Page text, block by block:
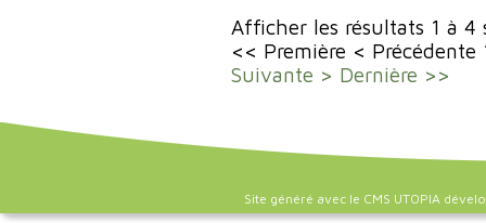
Afficher les résultats 1 à
<< Première < Précédente
Suivante > Dernière >>
Site généré avec le CMS UTOPIA